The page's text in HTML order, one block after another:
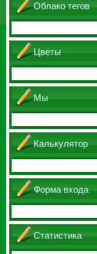
Облако тегов
Цветы
Мы
Калькулятор
Форма входа
Статистика